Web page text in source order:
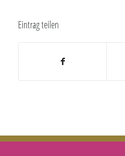
Eintrag teilen